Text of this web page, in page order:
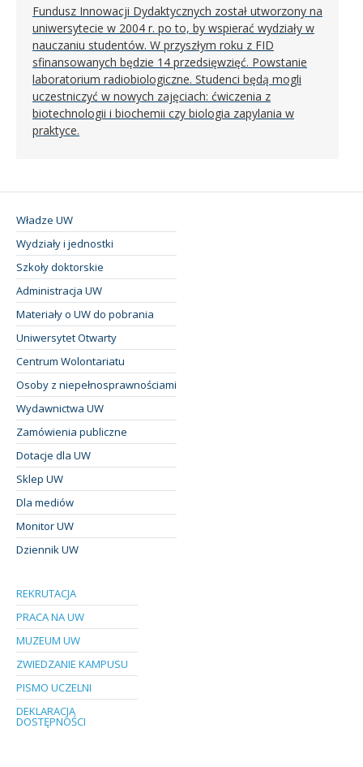
Fundusz Innowacji Dydaktycznych został utworzony na
uniwersytecie w 2004 r. po to, by wspierać wydziały w
nauczaniu studentów. W przyszłym roku z FID
sfinansowanych będzie 14 przedsięwzięć. Powstanie
laboratorium radiobiologiczne. Studenci będą mogli
uczestniczyć w nowych zajęciach: ćwiczenia z
biotechnologii i biochemii czy biologia zapylania w
praktyce.
Władze UW
Wydziały i jednostki
Szkoły doktorskie
Administracja UW
Materiały o UW do pobrania
Uniwersytet Otwarty
Centrum Wolontariatu
Osoby z niepełnosprawnościami
Wydawnictwa UW
Zamówienia publiczne
Dotacje dla UW
Sklep UW
Dla mediów
Monitor UW
Dziennik UW
REKRUTACJA
PRACA NA UW
MUZEUM UW
ZWIEDZANIE KAMPUSU
PISMO UCZELNI
DEKLARACJA
DOSTĘPNOŚCI